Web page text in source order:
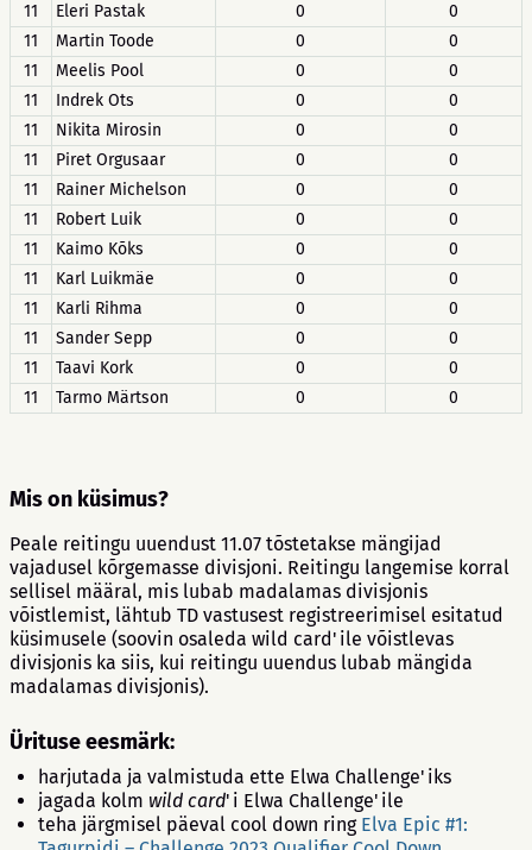
11
Eleri Pastak 0
0
11
Martin Toode 0
0
11
Meelis Pool 0
0
11
Indrek Ots 0
0
11
Nikita Mirosin 0
0
11
Piret Orgusaar 0
0
11
Rainer Michelson 0
0
11
Robert Luik 0
0
11
Kaimo Kõks 0
0
11
Karl Luikmäe 0
0
11
Karli Rihma 0
0
11
Sander Sepp 0
0
11
Taavi Kork 0
0
11
Tarmo Märtson 0 0
Mis on küsimus?
Peale reitingu uuendust 11.07 tõstetakse mängijad
vajadusel kõrgemasse divisjoni. Reitingu langemise korral
sellisel määral, mis lubab madalamas divisjonis
võistlemist, lähtub TD vastusest registreerimisel esitatud
küsimusele (soovin osaleda wild card'ile võistlevas
divisjonis ka siis, kui reitingu uuendus lubab mängida
madalamas divisjonis).
Ürituse eesmärk:
harjutada ja valmistuda ette Elwa Challenge'iks
jagada kolm wild card'i Elwa Challenge'ile
teha järgmisel päeval cool down ring Elva Epic #1: